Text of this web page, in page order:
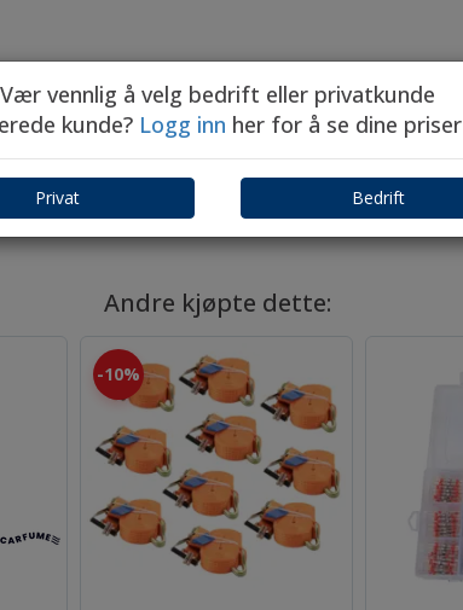
100-
ink mva
396,-
Andre kjøpte dette:
10%
Vær vennlig å velg bedrift eller privatkunde
kunde? Logg inn her for å se dine priser
Privat Bedrift